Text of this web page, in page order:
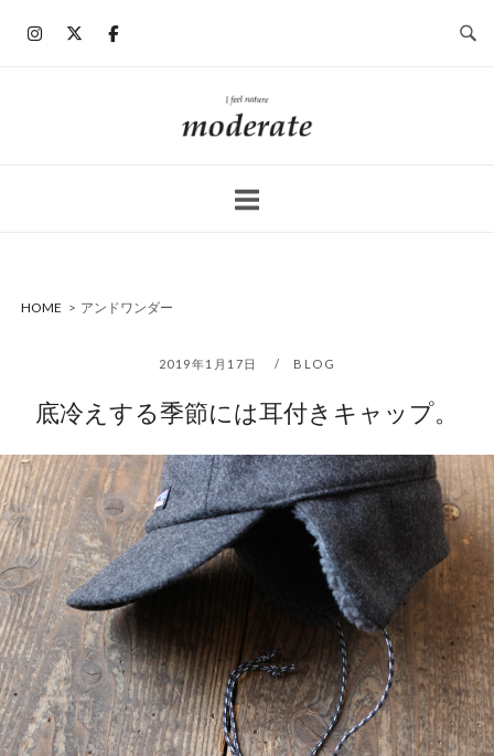
ホ
ー
HOME > アンドワンダー
2019年1月17日 BLOG
底冷えする季節には耳付きキャップ。